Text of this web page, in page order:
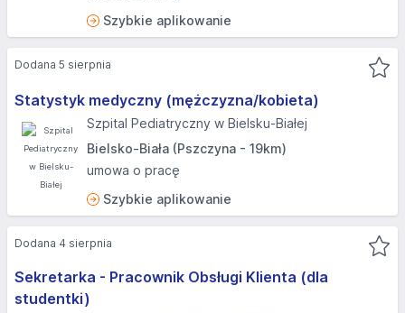
Szybkie aplikowanie
Statystyk medyczny (mężczyzna/kobieta)
Szpital Pediatryczny w Bielsku-Białej
Bielsko-Biała (Pszczyna - 19km)
umowa o pracę
Szybkie aplikowanie
Dodana 5 sierpnia
Sekretarka - Pracownik Obsługi Klienta (dla
studentki)
Dodana 4 sierpnia